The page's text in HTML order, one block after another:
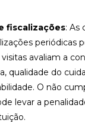
fiscalizações: As
periódicas
avaliam a
qualidade do
O não
levar a